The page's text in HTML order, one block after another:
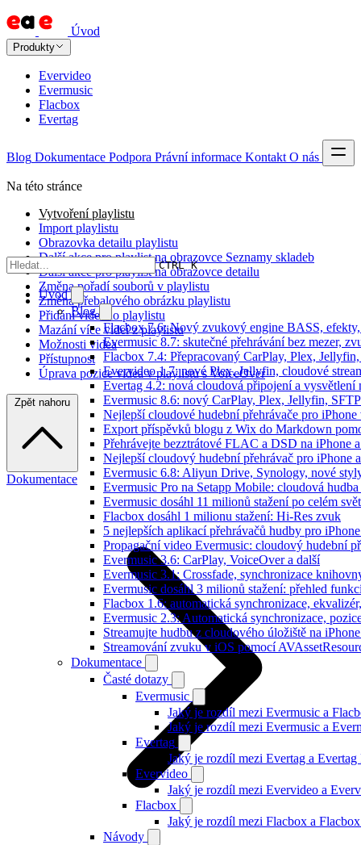
Úvod
Produkty
Evervideo
Evermusic
Flacbox
Evertag
Blog Dokumentace Podpora Právní informace Kontakt O nás
CTRL K
Úvod
Blog
Flacbox 7.6: Nový zvukový engine BASS,
Evermusic 8.7: skutečné přehrávání bez mezer,
Flacbox 7.4: Přepracovaný CarPlay, Plex,
Evervideo 1.7: nové Plex, Jellyfin, cloudové
Evertag 4.2: nová cloudová připojení a vysvětlení
Evermusic 8.6: nový CarPlay, Plex, Jellyfin,
Nejlepší cloudové hudební přehrávače pro iPhone
Export příspěvků blogu z Wix do Markdown
Přehrávejte bezztrátové FLAC a DSD na iPhone
Nejlepší cloudový hudební přehrávač pro iPhone
Evermusic 6.8: Aliyun Drive, Synology, nové
Evermusic Pro na Setapp Mobile: cloudová
Evermusic dosáhl 11 milionů stažení po celém
Flacbox dosáhl 1 milionu stažení: Hi-Res zvuk
5 nejlepších aplikací přehrávačů hudby pro
Propagační video Evermusic: cloudový hudební
Evermusic 3.6: CarPlay, VoiceOver a další
Evermusic 3.1: Crossfade, synchronizace
Evermusic dosáhl 3 milionů stažení: přehled
Flacbox 1.6: automatická synchronizace,
Evermusic 2.3: Automatická synchronizace,
Streamujte hudbu z cloudového úložiště na
Streamování zvuku v iOS pomocí
Dokumentace
Časté dotazy
Evermusic
Jaký je rozdíl mezi Evermusic a
Jaký je rozdíl mezi Evermusic a
Evertag
Jaký je rozdíl mezi Evertag a Evertag
Evervideo
Jaký je rozdíl mezi Evervideo a
Flacbox
Jaký je rozdíl mezi Flacbox a
Návody
Na této stránce
Vytvoření playlistu
Import playlistu
Obrazovka detailu playlistu
Další akce pro playlist na obrazovce Seznamy skladeb
Další akce pro playlist na obrazovce detailu
Změna pořadí souborů v playlistu
Změna přebalového obrázku playlistu
Přidání videí do playlistu
Mazání více videí z playlistu
Možnosti videa
Přístupnost
Úprava pozice videa v playlistu s VoiceOver
Zpět nahoru
Dokumentace